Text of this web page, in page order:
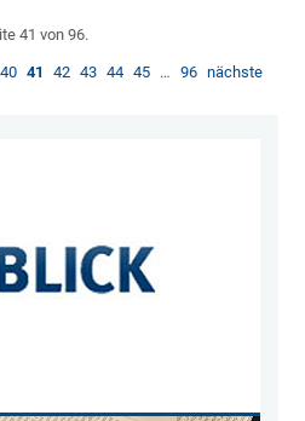
41 von 96.
40 41 42 43 44 45 … 96 nächste